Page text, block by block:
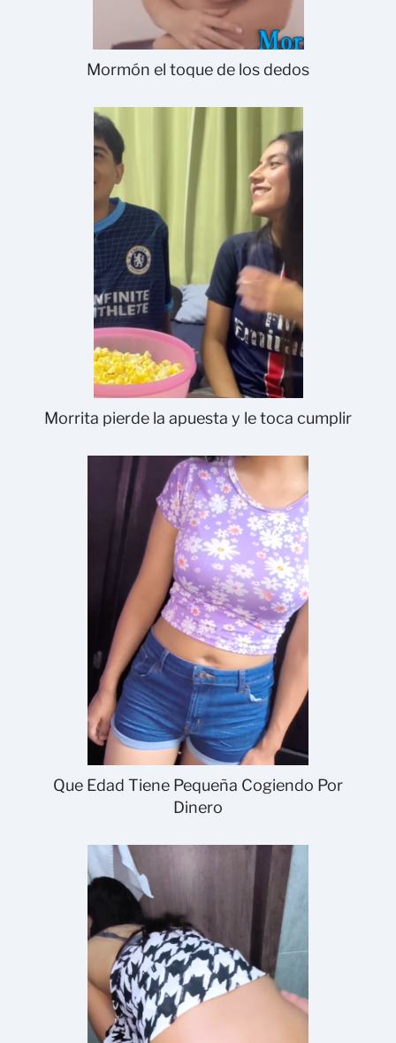
Mormón el toque de los dedos
Morrita pierde la apuesta y le toca cumplir
Que Edad Tiene Pequeña Cogiendo Por
Dinero